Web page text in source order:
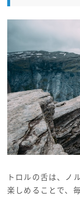
トロルの舌は、ノ
楽しめることで、